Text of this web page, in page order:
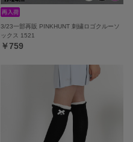
3/23一部再販 PINKHUNT 刺繍ロゴクルーソ
ックス 1521
￥759